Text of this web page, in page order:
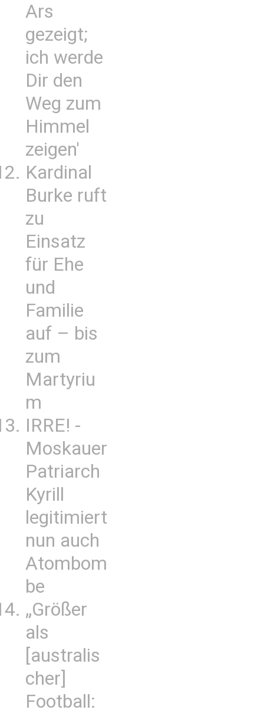
Ars
gezeigt;
ich werde
Dir den
Weg zum
Himmel
zeigen'
Kardinal
Burke ruft
zu
Einsatz
für Ehe
und
Familie
auf – bis
zum
Martyriu
m
IRRE! -
Moskauer
Patriarch
Kyrill
legitimiert
nun auch
Atombom
be
„Größer
als
[australis
cher]
Football: